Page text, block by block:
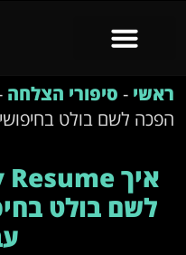
ראשי - סיפורי הצלחה
הפכה לשם בולט
לשם בולט